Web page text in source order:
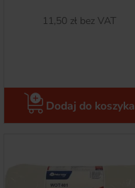
Netto
11,50 zł bez VAT
Dodaj do koszyka